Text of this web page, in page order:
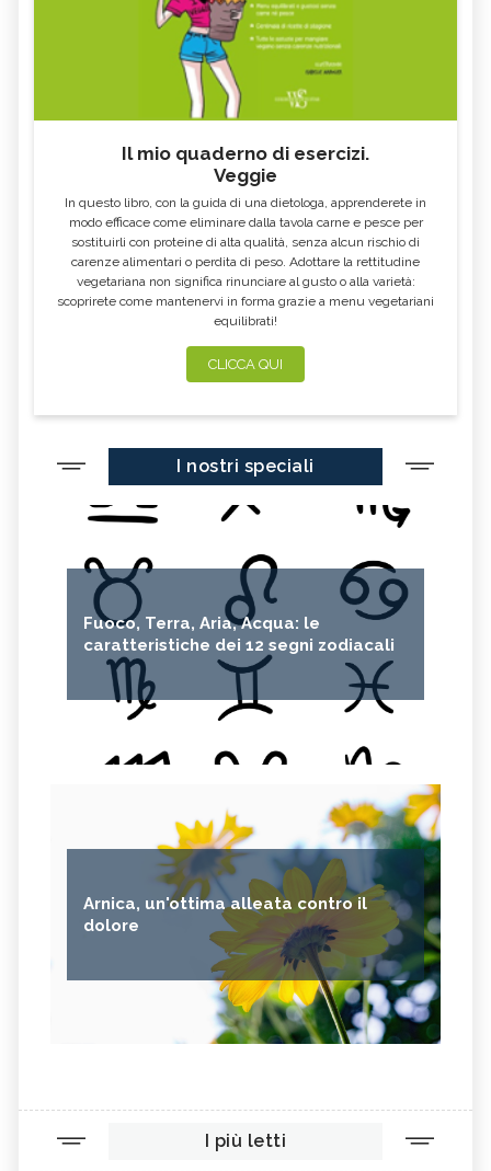
Il mio quaderno di esercizi.
Veggie
In questo libro, con la guida di una dietologa, apprenderete in
modo efficace come eliminare dalla tavola carne e pesce per
sostituirli con proteine di alta qualità, senza alcun rischio di
carenze alimentari o perdita di peso. Adottare la rettitudine
vegetariana non significa rinunciare al gusto o alla varietà:
scoprirete come mantenervi in forma grazie a menu vegetariani
equilibrati!
CLICCA QUI
I nostri speciali
Fuoco, Terra, Aria, Acqua: le
caratteristiche dei 12 segni zodiacali
Arnica, un'ottima alleata contro il
dolore
I più letti